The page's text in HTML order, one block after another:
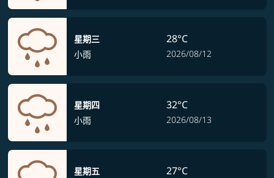
星期三
小雨
28°C
2026/08/12
星期四
小雨
32°C
2026/08/13
星期五
27°C